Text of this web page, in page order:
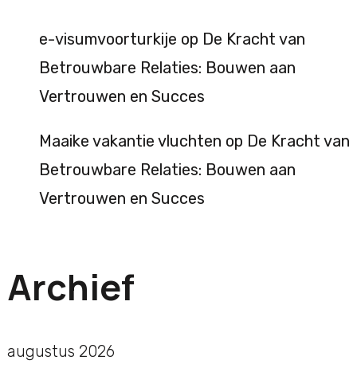
e-visumvoorturkije op De Kracht van
Betrouwbare Relaties: Bouwen aan
Vertrouwen en Succes
Maaike vakantie vluchten op De Kracht van
Betrouwbare Relaties: Bouwen aan
Vertrouwen en Succes
Archief
augustus 2026